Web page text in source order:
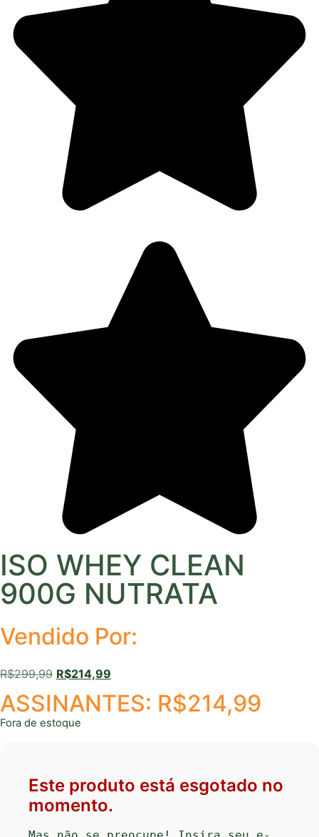
ISO WHEY CLEAN
900G NUTRATA
Vendido Por:
R$299,99 R$214,99
ASSINANTES: R$214,99
Fora de estoque
Este produto está esgotado no
momento.